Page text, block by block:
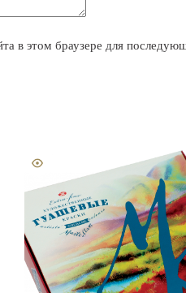
в этом браузере для